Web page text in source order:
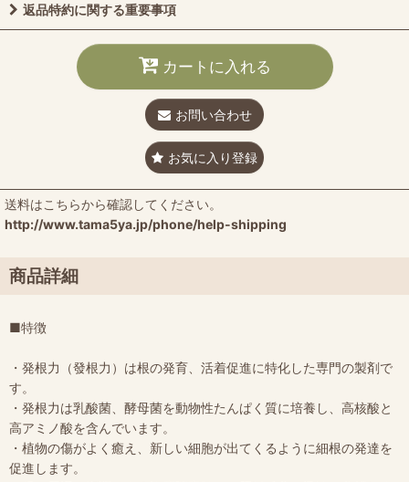
返品特約に関する重要事項
カートに入れる
お問い合わせ
お気に入り登録
送料はこちらから確認してください。
http://www.tama5ya.jp/phone/help-shipping
商品詳細
■特徴
・発根力（發根力）は根の発育、活着促進に特化した専門の製剤で
す。
・発根力は乳酸菌、酵母菌を動物性たんぱく質に培養し、高核酸と
高アミノ酸を含んでいます。
・植物の傷がよく癒え、新しい細胞が出てくるように細根の発達を
促進します。